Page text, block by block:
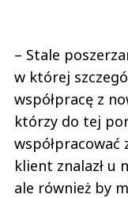
– Stale
w której
współpracę z
którzy do tej
współpracować
klient znalazł u
ale również by